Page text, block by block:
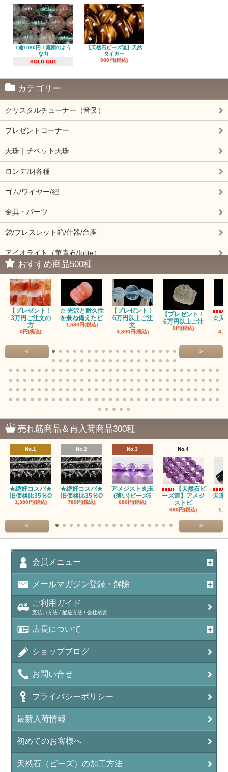
1連1080円！庭園のよう
な内
SOLD OUT
【天然石ビーズ連】天然
タイガー
980円(税込)
カテゴリー
クリスタルチューナー（音叉）
プレゼントコーナー
天珠｜チベット天珠
ロンデル|各種
ゴム/ワイヤー/紐
金具・パーツ
袋/ブレスレット箱/什器/台座
アイオライト（菫青石/Iolite）
アイドクレーズ（Idocrase）（別名ベスビアナイト）
アクアマリン（藍玉/藍柱石/Aquamarine）
アクチノライトインクォーツ（Actinolite/緑閃石）
赤瑪瑙（レッドアゲート/カーネリアン）
アゲート（瑪瑙/Agate）各種
アズロマラカイト（Azuromalachite）
アパタイト
アベンチュリン(クォーツァイト/Aventurine)
アポフィライト（Apophylite）/魚眼石
アメジスト（紫水晶/Amethyst）
アメシスティンクォーツ（Amethest in quartz）
ラベンダーアメジスト
アメトリン（紫黄水晶/Ametrine）
アラゴナイト（霰石/Aragonite）
アンフィボールインクォーツ(Amphibole)
アンフィボールロック/角閃岩（Amphibole ）
イーグルアイ（EagleEye）
インカローズ（ロードクロサイト/Rhodochrosite）
インディアンアゲート(Indian Agate)
おすすめ商品500種
【プレゼント！
3万円ご注文の
方
0円(税込)
☆ 光沢と耐久性
を兼ね備えたピ
1,580円(税込)
【プレゼント！
6万円以上ご注
文
3,300円(税込)
【プレゼント！
6万円以上ご注
0円(税込)
☆天
< >
売れ筋商品＆再入荷商品300種
No.1
★絶好コスパ★
旧価格比35％O
1,380円(税込)
No.2
★絶好コスパ★
旧価格比35％O
780円(税込)
No.3
アメジスト丸玉
(薄い)ビーズ6
680円(税込)
No.4
【天然石ビ
ーズ連】アメジ
ストビ
680円(税込)
天珠
< >
会員メニュー
メールマガジン登録・解除
ご利用ガイド
支払い方法 / 配送方法 / 会社概要
店長について
ショップブログ
お問い合せ
プライバシーポリシー
最新入荷情報
初めてのお客様へ
天然石（ビーズ）の加工方法